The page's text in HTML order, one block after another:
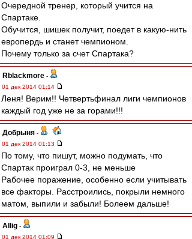
Очередной тренер, который учится на
Спартаке.
Обучится, шишек получит, поедет в какую-нить
европердь и станет чемпионом.
Почему только за счет Спартака?
Rblackmore -
01 дек 2014 01:14
Леня! Верим!! Четвертьфинал лиги чемпионов
каждый год уже не за горами!!!
Добрыня -
01 дек 2014 01:13
По тому, что пишут, можно подумать, что
Спартак проиграл 0-3, не меньше
Рабочее поражение, особенно если учитывать
все факторы. Расстроились, покрыли немного
матом, выпили и забыли! Болеем дальше!
Allig -
01 дек 2014 01:09